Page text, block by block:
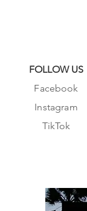
FOLLOW US
Facebook
Instagram
TikTok